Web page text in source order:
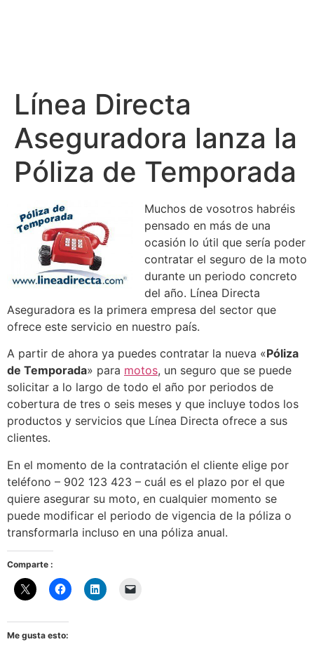
Línea Directa
Aseguradora lanza la
Póliza de Temporada
Muchos de vosotros habréis
pensado en más de una
ocasión lo útil que sería poder
contratar el seguro de la moto
durante un periodo concreto
del año. Línea Directa
Aseguradora es la primera empresa del sector que
ofrece este servicio en nuestro país.
A partir de ahora ya puedes contratar la nueva «Póliza
de Temporada» para motos, un seguro que se puede
solicitar a lo largo de todo el año por periodos de
cobertura de tres o seis meses y que incluye todos los
productos y servicios que Línea Directa ofrece a sus
clientes.
En el momento de la contratación el cliente elige por
teléfono – 902 123 423 – cuál es el plazo por el que
quiere asegurar su moto, en cualquier momento se
puede modificar el periodo de vigencia de la póliza o
transformarla incluso en una póliza anual.
Comparte :
Me gusta esto: